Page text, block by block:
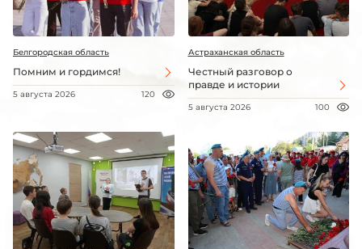
Белгородская область
Помним и гордимся!
5 августа 2026 120
Астраханская область
Честный разговор о
правде и истории
5 августа 2026 100